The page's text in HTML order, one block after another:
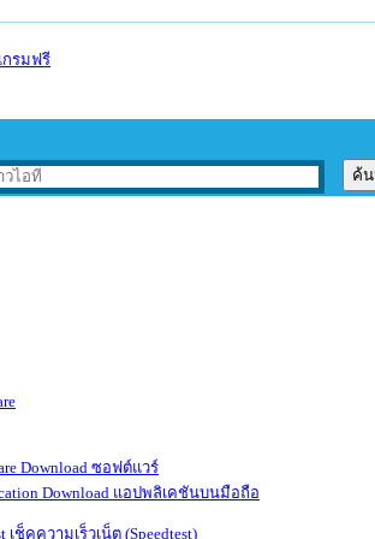
ซอฟต์แวร์
แอปพลิเคชันบนมือถือ
เช็คความเร็วเน็ต (Speedtest)